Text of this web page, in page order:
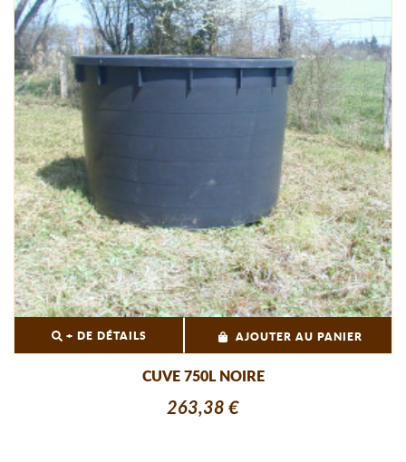
+ DE DÉTAILS AJOUTER AU PANIER
CUVE 750L NOIRE
263,38 €